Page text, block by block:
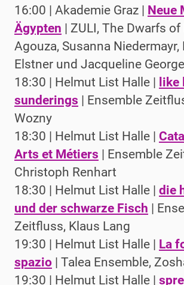
16:00 | Akademie Graz | Neue
Ägypten | ZULI, The Dwarfs of
Agouza, Susanna Niedermayr,
Elstner und Jacqueline
18:30 | Helmut List Halle |
sunderings | Ensemble
Wozny
18:30 | Helmut List Halle |
Arts et Métiers | Ensemble
Christoph Renhart
18:30 | Helmut List Halle | die
und der schwarze Fisch |
Zeitfluss, Klaus Lang
19:30 | Helmut List Halle | La
spazio | Talea Ensemble,
19:30 | Helmut List Halle |